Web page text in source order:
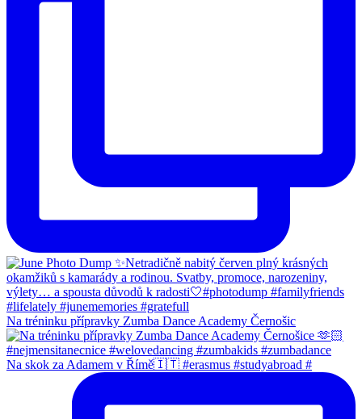
Na tréninku přípravky Zumba Dance Academy Černošic
Na skok za Adamem v Římě🇮🇹 #erasmus #studyabroad #